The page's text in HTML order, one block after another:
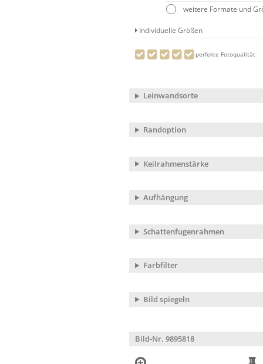
weitere Formate und
Individuelle Größen
perfekte Fotoqualität
Leinwandsorte
Randoption
Keilrahmenstärke
Aufhängung
Schattenfugenrahmen
Farbfilter
Bild spiegeln
Bild-Nr. 9895818